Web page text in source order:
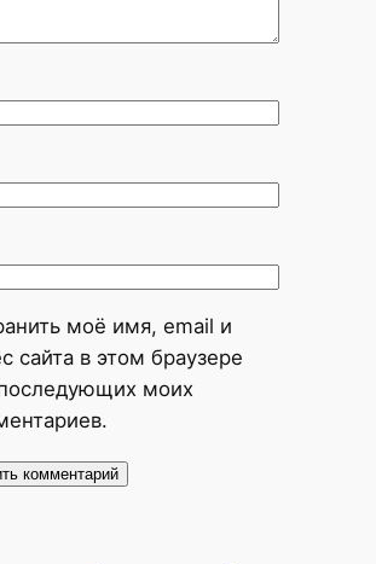
моё имя, email и
сайта в этом браузере
моих